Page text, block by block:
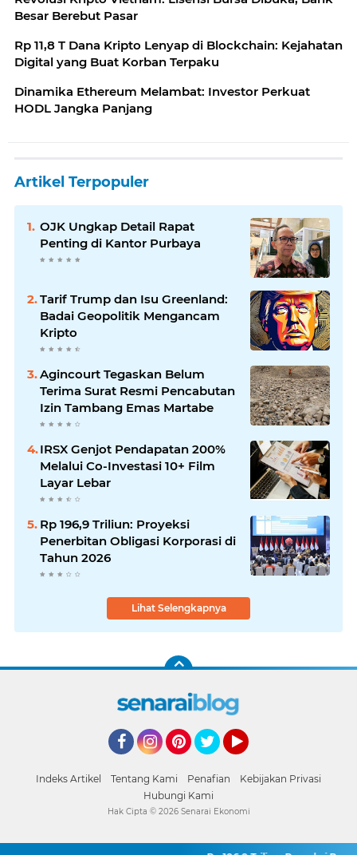
Besar Berebut Pasar
Rp 11,8 T Dana Kripto Lenyap di Blockchain: Kejahatan
Digital yang Buat Korban Terpaku
Dinamika Ethereum Melambat: Investor Perkuat
HODL Jangka Panjang
Artikel Terpopuler
OJK Ungkap Detail Rapat
Penting di Kantor Purbaya
Tarif Trump dan Isu Greenland:
Badai Geopolitik Mengancam
Kripto
Agincourt Tegaskan Belum
Terima Surat Resmi Pencabutan
Izin Tambang Emas Martabe
IRSX Genjot Pendapatan 200%
Melalui Co-Investasi 10+ Film
Layar Lebar
Rp 196,9 Triliun: Proyeksi
Penerbitan Obligasi Korporasi di
Tahun 2026
Lihat Selengkapnya
Indeks Artikel Tentang Kami Penafian
Kebijakan Privasi
Hubungi Kami
Hak Cipta © 2026 Senarai Ekonomi